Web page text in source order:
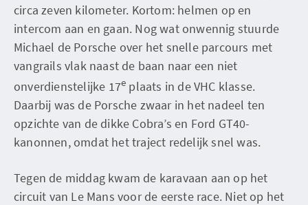
circa zeven kilometer. Kortom: helmen op en
intercom aan en gaan. Nog wat onwennig stuurde
Michael de Porsche over het snelle parcours met
vangrails vlak naast de baan naar een niet
onverdienstelijke 17e plaats in de VHC klasse.
Daarbij was de Porsche zwaar in het nadeel ten
opzichte van de dikke Cobra’s en Ford GT40-
kanonnen, omdat het traject redelijk snel was.
Tegen de middag kwam de karavaan aan op het
circuit van Le Mans voor de eerste race. Niet op het